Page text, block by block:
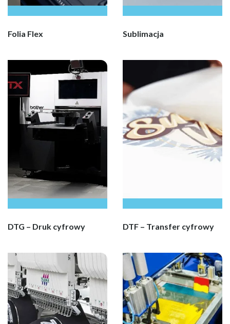
Folia Flex Sublimacja
DTG – Druk cyfrowy DTF – Transfer cyfrowy